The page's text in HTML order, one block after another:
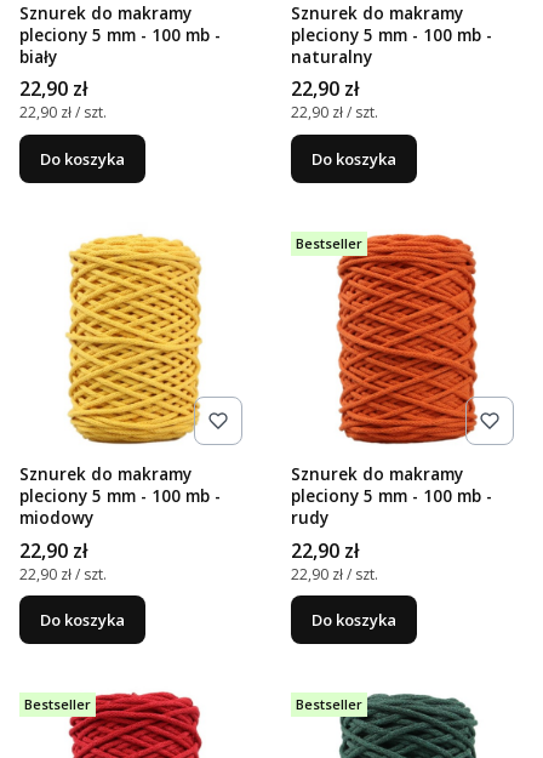
Sznurek do makramy
pleciony 5 mm - 100 mb -
biały
Cena
22,90 zł
Cena jednostkowa
22,90 zł / szt.
Do koszyka
Sznurek do makramy
pleciony 5 mm - 100 mb -
naturalny
Cena
22,90 zł
Cena jednostkowa
22,90 zł / szt.
Do koszyka
Sznurek do makramy
pleciony 5 mm - 100 mb -
miodowy
Cena
22,90 zł
Cena jednostkowa
22,90 zł / szt.
Do koszyka
Bestseller
Sznurek do makramy
pleciony 5 mm - 100 mb -
rudy
Cena
22,90 zł
Cena jednostkowa
22,90 zł / szt.
Do koszyka
Bestseller Bestseller